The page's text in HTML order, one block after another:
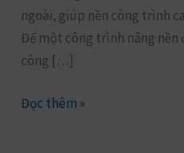
ngoài, giúp nền công trình
Để một công trình nâng
công […]
Đọc thêm »